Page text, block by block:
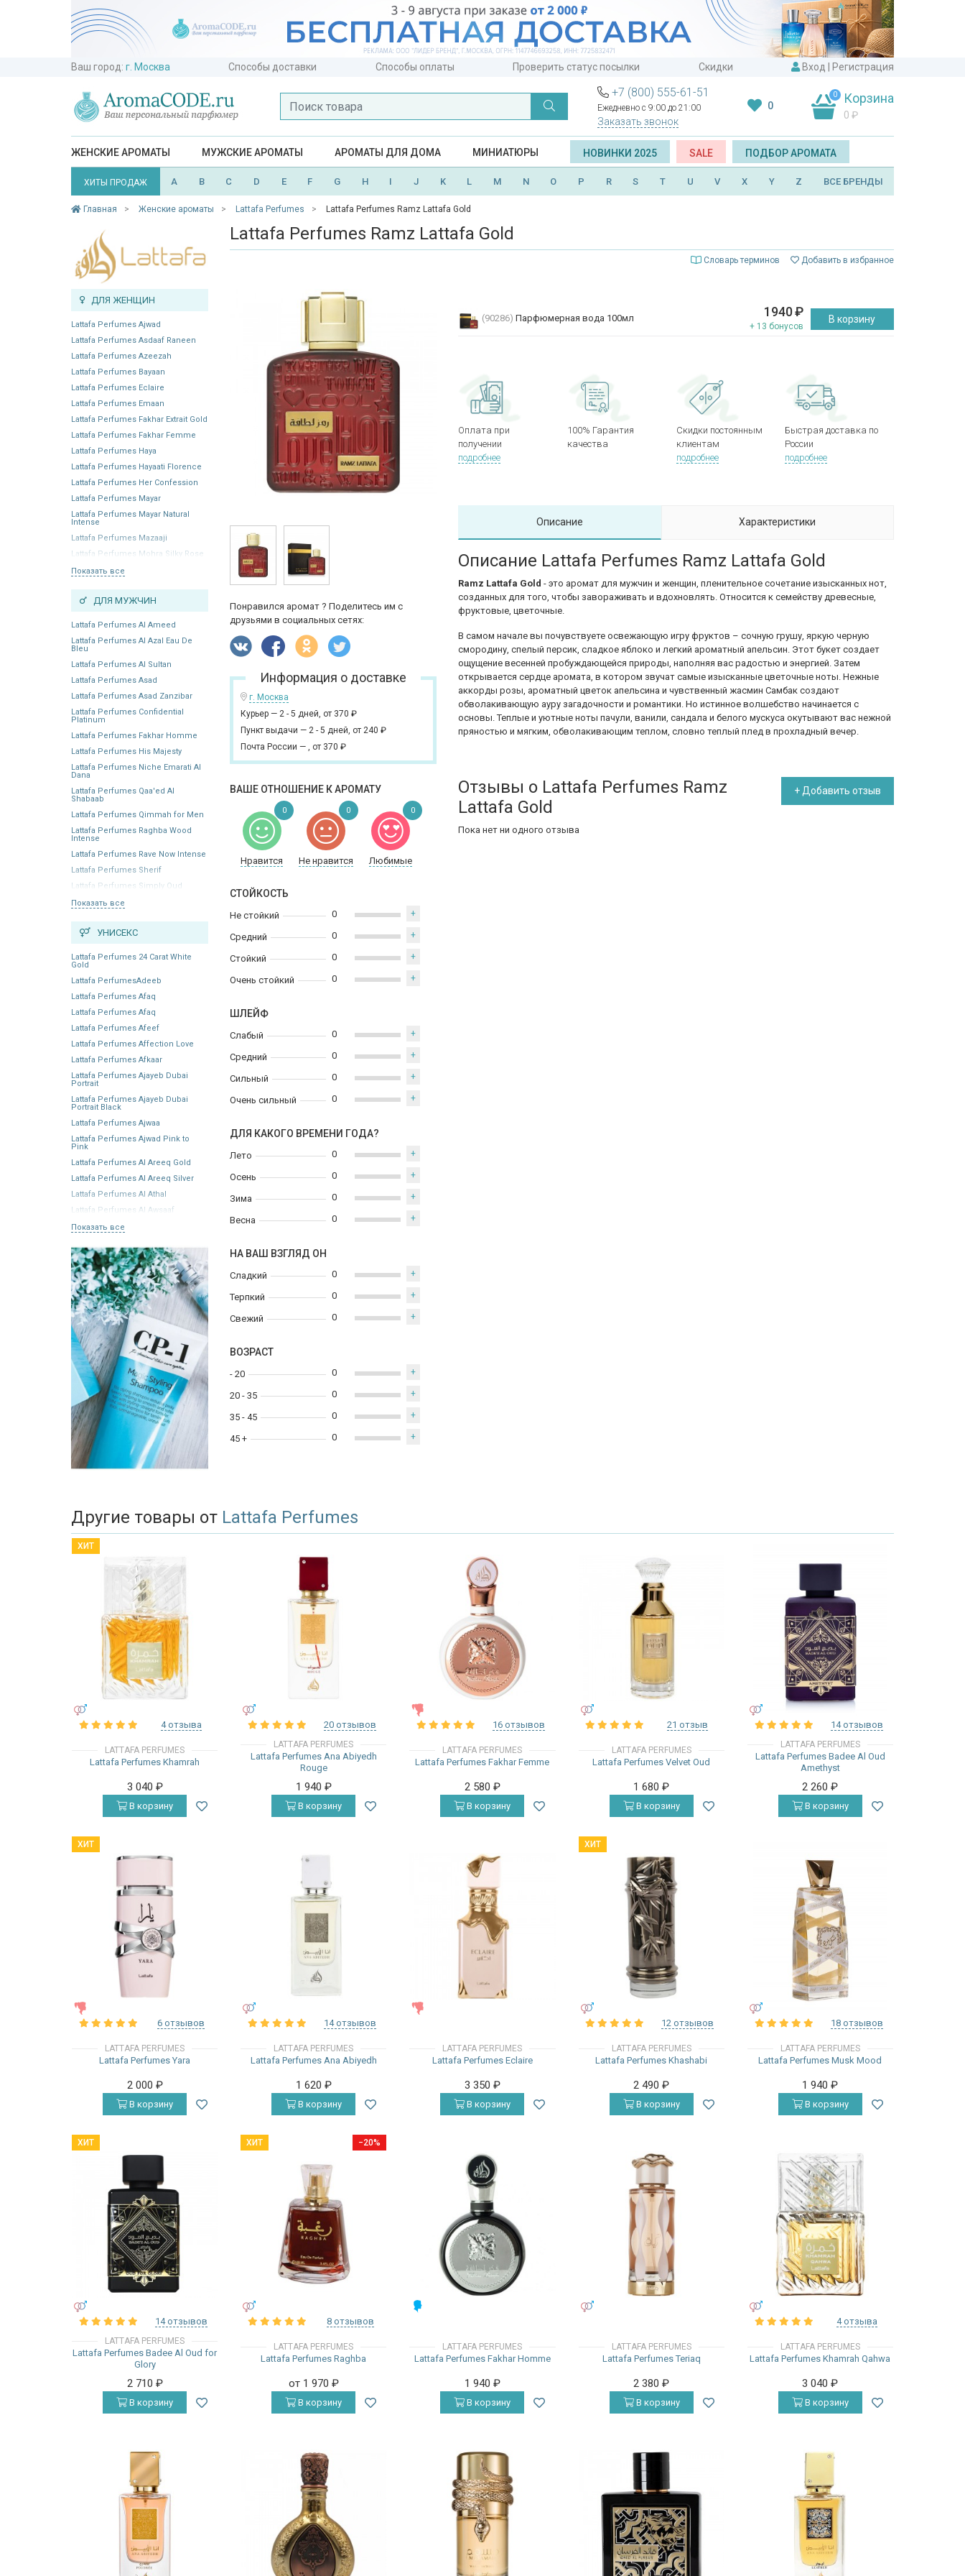
Ваш город: г. Москва Способы доставки Способы оплаты Проверить статус посылки Скидки Вход Регистрация
+7 (800) 555-61-51
Ежедневно с 9:00 до 21:00
Заказать звонок
0
0 Корзина
0 ₽
ЖЕНСКИЕ АРОМАТЫ МУЖСКИЕ АРОМАТЫ АРОМАТЫ ДЛЯ ДОМА МИНИАТЮРЫ НОВИНКИ 2025 SALE ПОДБОР АРОМАТА
ХИТЫ ПРОДАЖ A B C D E F G H I J K L M N O P R S T U V X Y Z ВСЕ БРЕНДЫ
Главная Женские ароматы Lattafa Perfumes Lattafa Perfumes Ramz Lattafa Gold
ДЛЯ ЖЕНЩИН
Lattafa Perfumes Ajwad
Lattafa Perfumes Asdaaf Raneen
Lattafa Perfumes Azeezah
Lattafa Perfumes Bayaan
Lattafa Perfumes Eclaire
Lattafa Perfumes Emaan
Lattafa Perfumes Fakhar Extrait Gold
Lattafa Perfumes Fakhar Femme
Lattafa Perfumes Haya
Lattafa Perfumes Hayaati Florence
Lattafa Perfumes Her Confession
Lattafa Perfumes Mayar
Lattafa Perfumes Mayar Natural
Intense
Lattafa Perfumes Mazaaji
Lattafa Perfumes Mohra Silky Rose
Показать все
ДЛЯ МУЖЧИН
Lattafa Perfumes Al Ameed
Lattafa Perfumes Al Azal Eau De
Bleu
Lattafa Perfumes Al Sultan
Lattafa Perfumes Asad
Lattafa Perfumes Asad Zanzibar
Lattafa Perfumes Confidential
Platinum
Lattafa Perfumes Fakhar Homme
Lattafa Perfumes His Majesty
Lattafa Perfumes Niche Emarati Al
Dana
Lattafa Perfumes Qaa'ed Al
Shabaab
Lattafa Perfumes Qimmah for Men
Lattafa Perfumes Raghba Wood
Intense
Lattafa Perfumes Rave Now Intense
Lattafa Perfumes Sherif
Lattafa Perfumes Simply Oud
Показать все
УНИСЕКС
Lattafa Perfumes 24 Carat White
Gold
Lattafa PerfumesAdeeb
Lattafa Perfumes Afaq
Lattafa Perfumes Afaq
Lattafa Perfumes Afeef
Lattafa Perfumes Affection Love
Lattafa Perfumes Afkaar
Lattafa Perfumes Ajayeb Dubai
Portrait
Lattafa Perfumes Ajayeb Dubai
Portrait Black
Lattafa Perfumes Ajwaa
Lattafa Perfumes Ajwad Pink to
Pink
Lattafa Perfumes Al Areeq Gold
Lattafa Perfumes Al Areeq Silver
Lattafa Perfumes Al Athal
Lattafa Perfumes Al Awsaaf
Показать все
Lattafa Perfumes Ramz Lattafa Gold
Словарь терминов Добавить в избранное
Понравился аромат ? Поделитесь им с
друзьями в социальных сетях:
Информация о доставке
г. Москва
Курьер — 2 - 5 дней, от 370 ₽
Пункт выдачи — 2 - 5 дней, от 240 ₽
Почта России — , от 370 ₽
ВАШЕ ОТНОШЕНИЕ К АРОМАТУ
Нравится Не нравится Любимые
0 0 0
СТОЙКОСТЬ
Не стойкий
Средний
Стойкий
Очень стойкий
0 +
0 +
0 +
0 +
ШЛЕЙФ
Слабый
Средний
Сильный
Очень сильный
0 +
0 +
0 +
0 +
ДЛЯ КАКОГО ВРЕМЕНИ ГОДА?
Лето
Осень
Зима
Весна
0 +
0 +
0 +
0 +
НА ВАШ ВЗГЛЯД ОН
Сладкий
Терпкий
Свежий
0 +
0 +
0 +
ВОЗРАСТ
- 20
20 - 35
35 - 45
45 +
0 +
0 +
0 +
0 +
(90286) Парфюмерная вода 100мл 1940₽
+ 13 бонусов
В корзину
Оплата при
получении
подробнее
100% Гарантия
качества
Скидки постоянным
клиентам
подробнее
Быстрая доставка по
России
подробнее
Описание Характеристики
Описание Lattafa Perfumes Ramz Lattafa Gold
Ramz Lattafa Gold - это аромат для мужчин и женщин, пленительное сочетание изысканных нот,
созданных для того, чтобы завораживать и вдохновлять. Относится к семейству древесные,
фруктовые, цветочные.
В самом начале вы почувствуете освежающую игру фруктов – сочную грушу, яркую черную
смородину, спелый персик, сладкое яблоко и легкий ароматный апельсин. Этот букет создает
ощущение весенней пробуждающейся природы, наполняя вас радостью и энергией. Затем
открывается сердце аромата, в котором звучат самые изысканные цветочные ноты. Нежные
аккорды розы, ароматный цветок апельсина и чувственный жасмин Самбак создают
обволакивающую ауру загадочности и романтики. Но истинное волшебство начинается с
основы. Теплые и уютные ноты пачули, ванили, сандала и белого мускуса окутывают вас нежной
пряностью и мягким, обволакивающим теплом, словно теплый плед в прохладный вечер.
Отзывы о Lattafa Perfumes Ramz
Lattafa Gold
+ Добавить отзыв
Пока нет ни одного отзыва
Другие товары от Lattafa Perfumes
ХИТ
4 отзыва
LATTAFA PERFUMES
Lattafa Perfumes Khamrah
3 040 ₽
В корзину
20 отзывов
LATTAFA PERFUMES
Lattafa Perfumes Ana Abiyedh
Rouge
1 940 ₽
В корзину
16 отзывов
LATTAFA PERFUMES
Lattafa Perfumes Fakhar Femme
2 580 ₽
В корзину
21 отзыв
LATTAFA PERFUMES
Lattafa Perfumes Velvet Oud
1 680₽
В корзину
УНИСЕКС
14 отзывов
LATTAFA PERFUMES
Lattafa Perfumes Badee Al Oud
Amethyst
2 260₽
В корзину
ХИТ
6 отзывов
LATTAFA PERFUMES
Lattafa Perfumes Yara
2 000 ₽
В корзину
14 отзывов
LATTAFA PERFUMES
Lattafa Perfumes Ana Abiyedh
1 620 ₽
В корзину
LATTAFA PERFUMES
Lattafa Perfumes Eclaire
3 350 ₽
В корзину
ХИТ
12 отзывов
LATTAFA PERFUMES
Lattafa Perfumes Khashabi
2 490₽
В корзину
18 отзывов
LATTAFA PERFUMES
Lattafa Perfumes Musk Mood
1 940₽
В корзину
ХИТ
14 отзывов
LATTAFA PERFUMES
Lattafa Perfumes Badee Al Oud for
Glory
2 710 ₽
В корзину
−20%
ХИТ
8 отзывов
LATTAFA PERFUMES
Lattafa Perfumes Raghba
от 1 970 ₽
В корзину
LATTAFA PERFUMES
Lattafa Perfumes Fakhar Homme
1 940 ₽
В корзину
LATTAFA PERFUMES
Lattafa Perfumes Teriaq
2 380₽
В корзину
4 отзыва
LATTAFA PERFUMES
Lattafa Perfumes Khamrah Qahwa
3 040₽
В корзину